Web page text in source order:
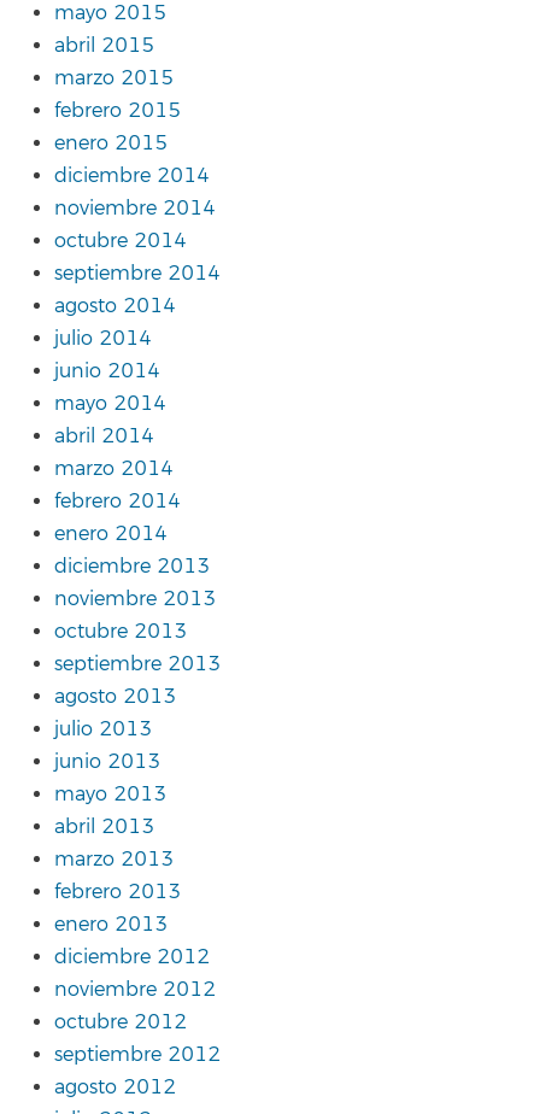
mayo 2015
abril 2015
marzo 2015
febrero 2015
enero 2015
diciembre 2014
noviembre 2014
octubre 2014
septiembre 2014
agosto 2014
julio 2014
junio 2014
mayo 2014
abril 2014
marzo 2014
febrero 2014
enero 2014
diciembre 2013
noviembre 2013
octubre 2013
septiembre 2013
agosto 2013
julio 2013
junio 2013
mayo 2013
abril 2013
marzo 2013
febrero 2013
enero 2013
diciembre 2012
noviembre 2012
octubre 2012
septiembre 2012
agosto 2012